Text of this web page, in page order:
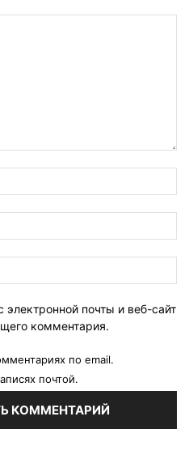
почты и веб-сайт
комментария.
по email.
почтой.